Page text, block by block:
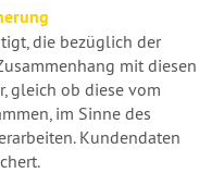
die bezüglich der
mit diesen
gleich ob diese vom
im Sinne des
Kundendaten